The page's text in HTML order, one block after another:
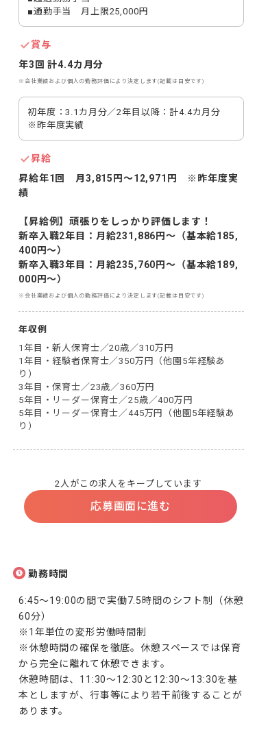
■通勤手当　月上限25,000円
賞与
年3回 計4.4カ月分
※会社業績および個人の勤務評価により決定します(記載は目安です)
初年度：3.1カ月分／2年目以降：計4.4カ月分
※昨年度実績
昇給
昇給年1回　月3,815円～12,971円　※昨年度実
績
【昇給例】頑張りをしっかり評価します！
新卒入職2年目：月給231,886円～（基本給185,
400円～）
新卒入職3年目：月給235,760円～（基本給189,
※会社業績および個人の勤務評価により決定します(記載は目安です)
年収例
1年目・新人保育士／20歳／310万円
1年目・経験者保育士／350万円（他園5年経験あ
り）
3年目・保育士／23歳／360万円
5年目・リーダー保育士／25歳／400万円
5年目・リーダー保育士／445万円（他園5年経験あ
り）
2人がこの求人をキープしています
応募画面に進む
勤務時間
6:45～19:00の間で実働7.5時間のシフト制（休憩
60分）
※1年単位の変形労働時間制
※休憩時間の確保を徹底。休憩スペースでは保育
から完全に離れて休憩できます。
休憩時間は、11:30～12:30と12:30～13:30を基
本としますが、行事等により若干前後することが
あります。